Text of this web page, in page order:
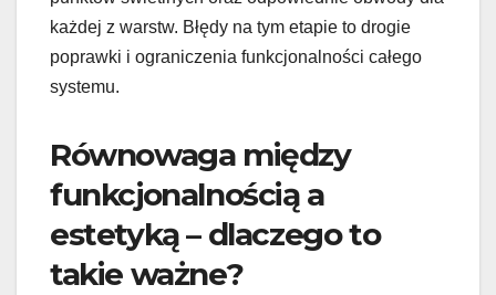
każdej z warstw. Błędy na tym etapie to drogie
poprawki i ograniczenia funkcjonalności całego
systemu.
Równowaga między
funkcjonalnością a
estetyką – dlaczego to
takie ważne?